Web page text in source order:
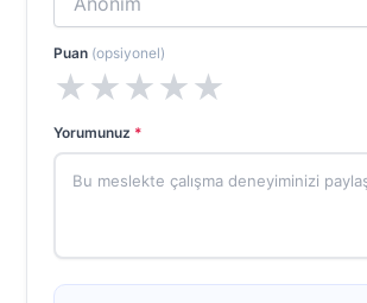
Puan (opsiyonel)
★★★★★
Yorumunuz *